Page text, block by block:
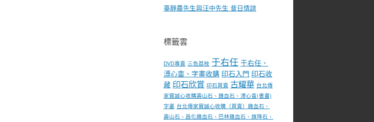
臺靜農先生與汪中先生 昔日情誼
標籤雲
DVD專賣 三色荔枝 于右任 于右任、
溥心畬、字畫收購 印石入門 印石收
藏 印石欣賞 印石買賣 古耀華 台北傳
家寶誠心收購壽山石、雞血石、溥心畬(書畫)
字畫 台北傳家寶誠心收購（買賣）雞血石、
壽山石、昌化雞血石、巴林雞血石、旗降石、